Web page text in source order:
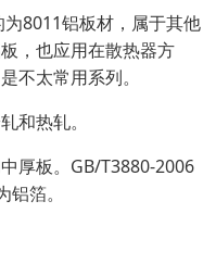
8011铝板材，属于其他
，也应用在散热器方
不太常用系列。
热轧。
厚板。GB/T3880-2006
箔。